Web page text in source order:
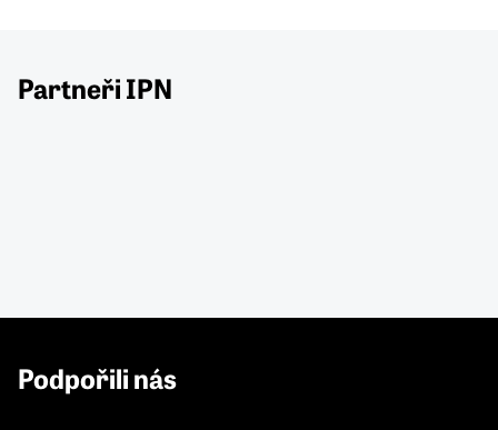
Partneři IPN
Podpořili nás